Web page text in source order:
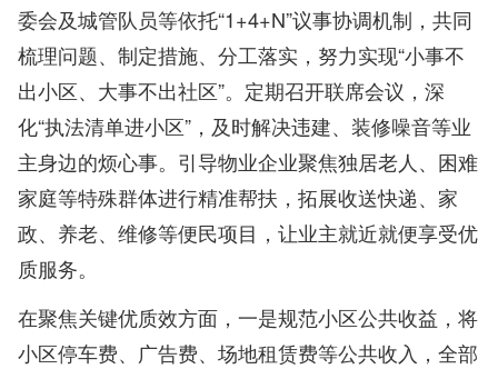
委会及城管队员等依托“1+4+N”议事协调机制，共同
梳理问题、制定措施、分工落实，努力实现“小事不
出小区、大事不出社区”。定期召开联席会议，深
化“执法清单进小区”，及时解决违建、装修噪音等业
主身边的烦心事。引导物业企业聚焦独居老人、困难
家庭等特殊群体进行精准帮扶，拓展收送快递、家
政、养老、维修等便民项目，让业主就近就便享受优
质服务。
在聚焦关键优质效方面，一是规范小区公共收益，将
小区停车费、广告费、场地租赁费等公共收入，全部